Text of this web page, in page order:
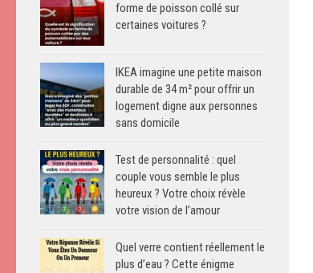
forme de poisson collé sur
certaines voitures ?
IKEA imagine une petite maison
durable de 34 m² pour offrir un
logement digne aux personnes
sans domicile
Test de personnalité : quel
couple vous semble le plus
heureux ? Votre choix révèle
votre vision de l’amour
Quel verre contient réellement le
plus d’eau ? Cette énigme